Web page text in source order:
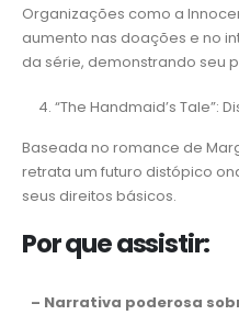
Organizações como a
aumento nas doações e no
da série, demonstrando seu
“The Handmaid’s Tale”:
Baseada no romance de
retrata um futuro distópico
seus direitos básicos.
Por que assistir:
– Narrativa poderosa